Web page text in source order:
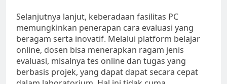
Selanjutnya lanjut, keberadaan fasilitas PC
memungkinkan penerapan cara evaluasi yang
beragam serta inovatif. Melalui platform belajar
online, dosen bisa menerapkan ragam jenis
evaluasi, misalnya tes online dan tugas yang
berbasis projek, yang dapat dapat secara cepat